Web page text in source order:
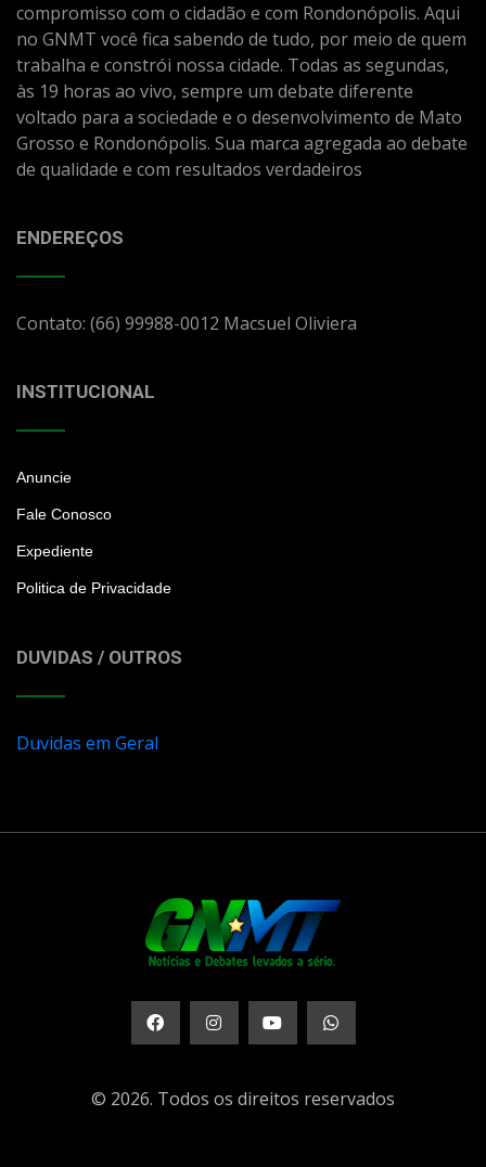
compromisso com o cidadão e com Rondonópolis. Aqui
no GNMT você fica sabendo de tudo, por meio de quem
trabalha e constrói nossa cidade. Todas as segundas,
às 19 horas ao vivo, sempre um debate diferente
voltado para a sociedade e o desenvolvimento de Mato
Grosso e Rondonópolis. Sua marca agregada ao debate
de qualidade e com resultados verdadeiros
ENDEREÇOS
Contato: (66) 99988-0012 Macsuel Oliviera
INSTITUCIONAL
Anuncie
Fale Conosco
Expediente
Politica de Privacidade
DUVIDAS / OUTROS
Duvidas em Geral
© 2026. Todos os direitos reservados